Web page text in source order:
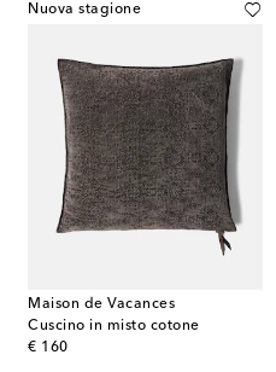
Nuova stagione
Maison de Vacances
Cuscino in misto cotone
€ 160
original price